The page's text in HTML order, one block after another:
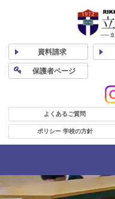
資料請求
保護者ページ
よくあるご質問
ポリシー 学校の方針